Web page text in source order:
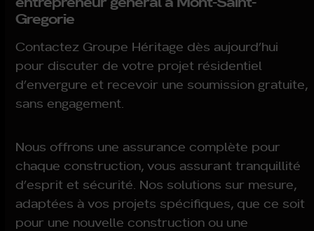
Gregorie
Contactez Groupe Héritage dès aujourd’hui
pour discuter de votre projet résidentiel
d’envergure et recevoir une soumission gratuite,
sans engagement.
Nous offrons une assurance complète pour
chaque construction, vous assurant tranquillité
d’esprit et sécurité. Nos solutions sur mesure,
adaptées à vos projets spécifiques, que ce soit
pour une nouvelle construction ou une